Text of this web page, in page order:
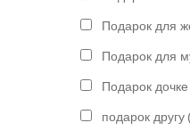
Подарок для
Подарок для
Подарок дочке
подарок другу